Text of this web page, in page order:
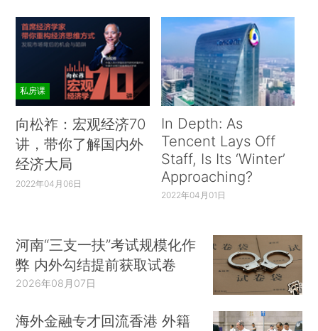
私房课
向松祚：宏观经济70
讲，带你了解国内外
经济大局
2022年04月06日
In Depth: As
Tencent Lays Off
Staff, Is Its ‘Winter’
Approaching?
2022年04月01日
河南“三支一扶”考试规模化作
弊 内外勾结提前获取试卷
2026年08月07日
海外金融专才回流香港 外籍